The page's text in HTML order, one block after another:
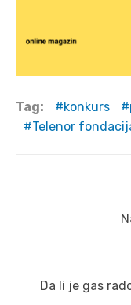
Tag: konkurs
Telenor
Next
Da li je gas